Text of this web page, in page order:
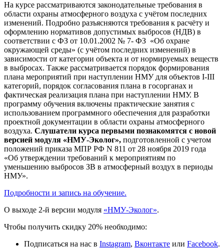
На курсе рассматриваются законодательные требования в
области охраны атмосферного воздуха с учётом последних
изменений. Подробно разъясняются требования к расчёту и
оформлению нормативов допустимых выбросов (НДВ) в
соответствии с ФЗ от 10.01.2002 № 7- ФЗ «Об охране
окружающей среды» (с учётом последних изменений) в
зависимости от категории объекта и от нормируемых веществ
в выбросах. Также рассматривается порядок формирования
плана мероприятий при наступлении НМУ для объектов I-III
категорий, порядок согласования плана в госорганах и
фактическая реализация плана при наступлении НМУ. В
программу обучения включены практические занятия с
использованием программного обеспечения для разработки
проектной документации в области охраны атмосферного
воздуха. Слушатели курса первыми познакомятся с новой
версией модуля «НМУ-Эколог», подготовленной с учетом
положений приказа МПР РФ N 811 от 28 ноября 2019 года
«Об утверждении требований к мероприятиям по
уменьшению выбросов ЗВ в атмосферный воздух в периоды
НМУ».
Подробности и запись на обучение.
О выходе 2-й версии модуля «НМУ-Эколог».
Чтобы получить скидку 20% необходимо:
Подписаться на нас в Instagram, Вконтакте или Facebook.